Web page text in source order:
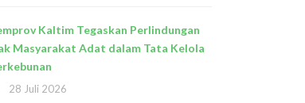
Kaltim Tegaskan Perlindungan
Masyarakat Adat dalam Tata Kelola
28 Juli 2026